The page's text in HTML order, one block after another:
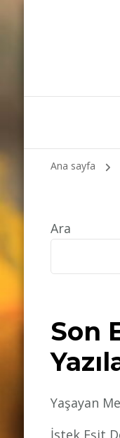
Ana sayfa
Ara
Son
Yaşayan
İstek Eşit